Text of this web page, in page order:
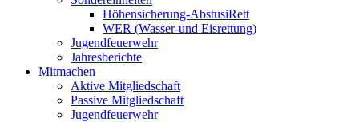
Höhensicherung-AbstusiRett
WER (Wasser-und Eisrettung)
Jugendfeuerwehr
Jahresberichte
Mitmachen
Aktive Mitgliedschaft
Passive Mitgliedschaft
Jugendfeuerwehr